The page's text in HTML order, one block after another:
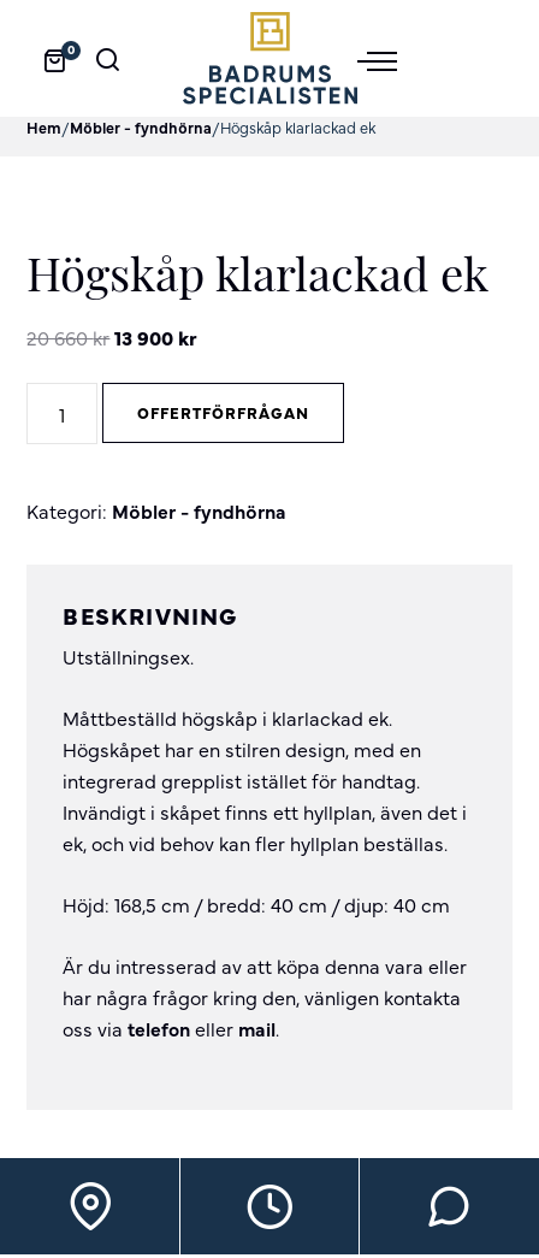
0
Hem/Möbler - fyndhörna/Högskåp klarlackad ek
Högskåp klarlackad ek
20 660krOriginal
13 900 krCurrent
is:
klarlackad
OFFERTFÖRFRÅGAN
Kategori: Möbler - fyndhörna
BESKRIVNING
Utställningsex.
Måttbeställd högskåp i klarlackad ek.
Högskåpet har en stilren design, med en
integrerad grepplist istället för handtag.
Invändigt i skåpet finns ett hyllplan, även det i
ek, och vid behov kan fler hyllplan beställas.
Höjd: 168,5 cm / bredd: 40 cm / djup: 40 cm
Är du intresserad av att köpa denna vara eller
har några frågor kring den, vänligen kontakta
oss viatelefoneller mail.